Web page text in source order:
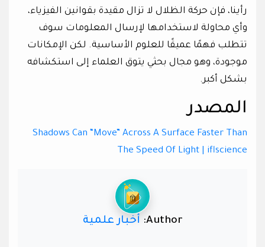
رأينا، فإن حركة الظلال لا تزال مقيدة بقوانين الفيزياء،
وأي محاولة لاستخدامها لإرسال المعلومات سوف
تتطلب فهمًا عميقًا للعلوم الأساسية. لكن الإمكانات
موجودة، وهو مجال بحثي يتوق العلماء إلى استكشافه
بشكل أكبر.
المصدر
Shadows Can “Move” Across A Surface Faster Than
The Speed Of Light | iflscience
Author: أخبار علمية